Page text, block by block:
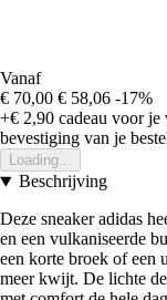
Vanaf
€ 70,00 € 58,06 -17%
+€ 2,90 cadeau voor je
bevestiging van je
Loading...
Beschrijving
Deze sneaker adidas
en een vulkaniseerde
een korte broek of een
meer kwijt. De lichte